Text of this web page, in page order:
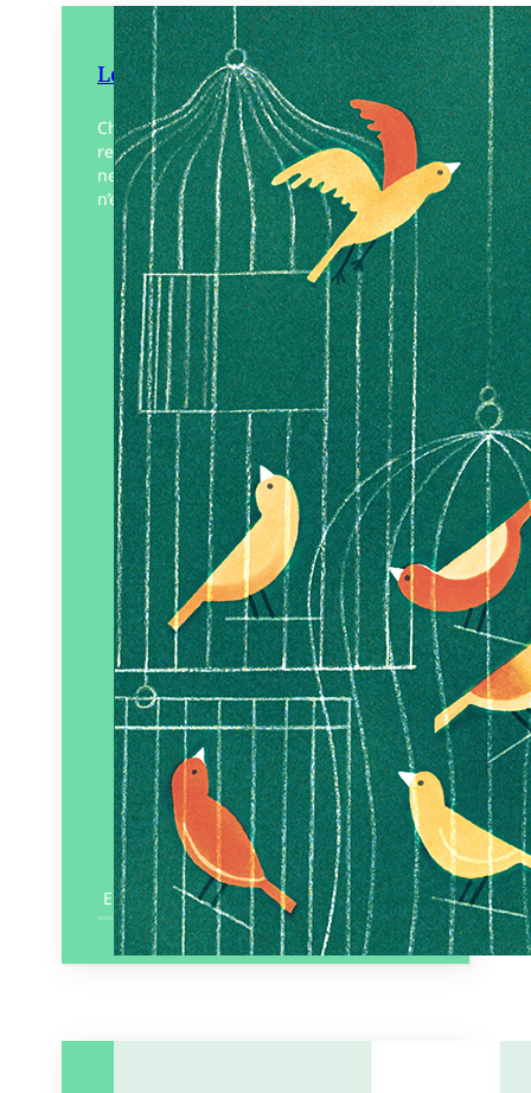
Les Oiseaux de Barbara
Chaque matin, on voit passer Barbara. Le
regard triste, son panier sous le bras. Elle
ne voit rien de la vie de la rue. Elle
n’entend rien non…
Éditeur :La Cabane bleue
Paru le04/09/2025
En savoir plus